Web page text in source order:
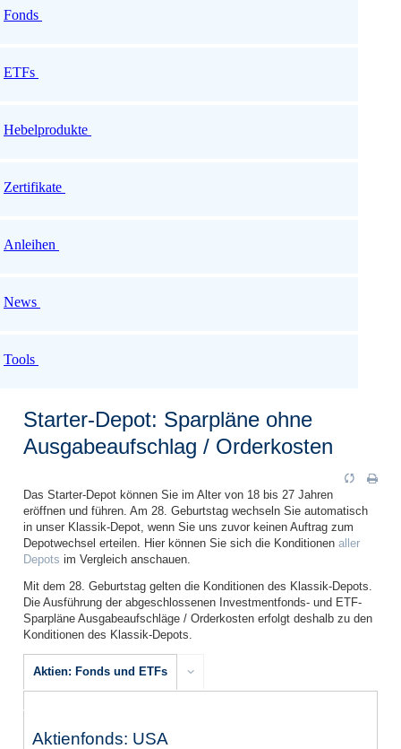
Fonds
ETFs
Hebelprodukte
Zertifikate
Anleihen
News
Tools
Starter-Depot: Sparpläne ohne
Ausgabeaufschlag / Orderkosten
Das Starter-Depot können Sie im Alter von 18 bis 27 Jahren
eröffnen und führen. Am 28. Geburtstag wechseln Sie automatisch
in unser Klassik-Depot, wenn Sie uns zuvor keinen Auftrag zum
Depotwechsel erteilen. Hier können Sie sich die Konditionen aller
Depots im Vergleich anschauen.
Mit dem 28. Geburtstag gelten die Konditionen des Klassik-Depots.
Die Ausführung der abgeschlossenen Investmentfonds- und ETF-
Sparpläne Ausgabeaufschläge / Orderkosten erfolgt deshalb zu den
Konditionen des Klassik-Depots.
Aktien: Fonds und ETFs
Aktienfonds: USA